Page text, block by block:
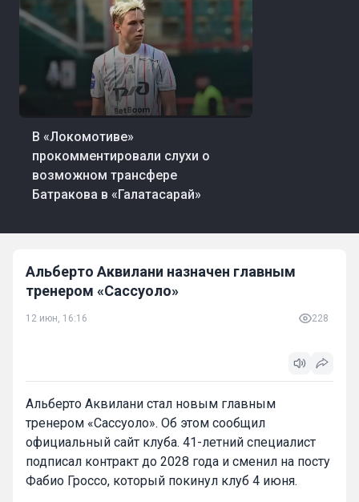
В «Локомотиве»
прокомментировали слухи о
возможном трансфере
Батракова в «Галатасарай»
Альберто Аквилани назначен главным
тренером «Сассуоло»
12 июн, 16:16 228
Альберто Аквилани стал новым главным
тренером «Сассуоло». Об этом сообщил
официальный сайт клуба. 41-летний специалист
подписал контракт до 2028 года и сменил на посту
Фабио Гроссо, который покинул клуб 4 июня.